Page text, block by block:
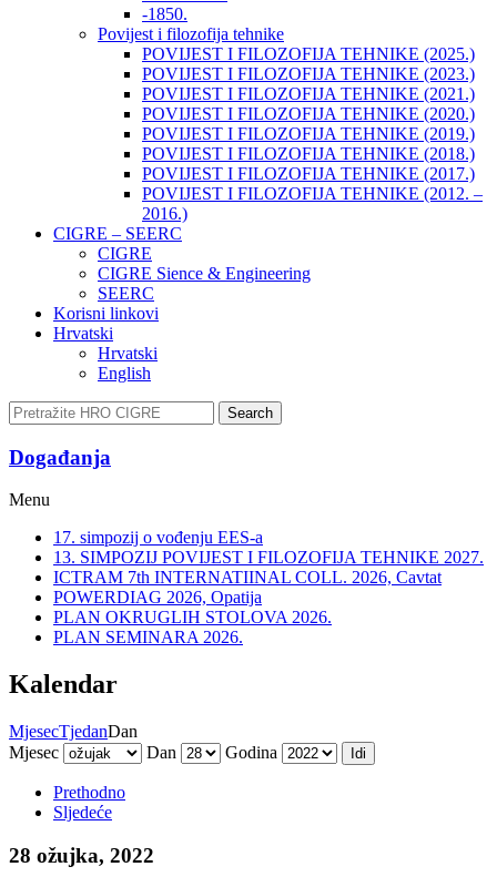
-1850.
Povijest i filozofija tehnike
POVIJEST I FILOZOFIJA TEHNIKE (2025.)
POVIJEST I FILOZOFIJA TEHNIKE (2023.)
POVIJEST I FILOZOFIJA TEHNIKE (2021.)
POVIJEST I FILOZOFIJA TEHNIKE (2020.)
POVIJEST I FILOZOFIJA TEHNIKE (2019.)
POVIJEST I FILOZOFIJA TEHNIKE (2018.)
POVIJEST I FILOZOFIJA TEHNIKE (2017.)
POVIJEST I FILOZOFIJA TEHNIKE (2012. –
2016.)
CIGRE – SEERC
CIGRE
CIGRE Sience & Engineering
SEERC
Korisni linkovi
Hrvatski
Hrvatski
English
Search
Događanja​
Menu
17. simpozij o vođenju EES-a
13. SIMPOZIJ POVIJEST I FILOZOFIJA TEHNIKE 2027.
ICTRAM 7th INTERNATIINAL COLL. 2026, Cavtat
POWERDIAG 2026, Opatija
PLAN OKRUGLIH STOLOVA 2026.
PLAN SEMINARA 2026.
Kalendar
MjesecTjedanDan
Mjesec
Dan Godina
Prethodno
Sljedeće
28 ožujka, 2022